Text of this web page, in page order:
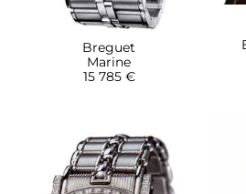
Breguet
Marine
15 785 €